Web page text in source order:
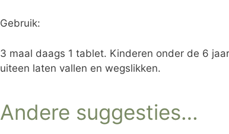
Gebruik:
3 maal daags 1 tablet. Kinderen onder de 6
uiteen laten vallen en wegslikken.
Andere suggesties…